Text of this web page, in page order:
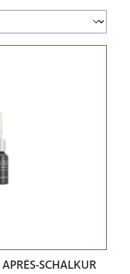
SCHÄLKUR